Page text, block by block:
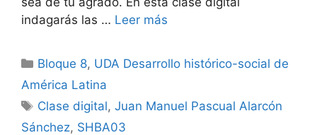
indagarás las … Leer más
Categorías
Bloque 8, UDA Desarrollo histórico-social de
América Latina
Etiquetas
Clase digital,Juan Manuel Pascual Alarcón
Sánchez, SHBA03